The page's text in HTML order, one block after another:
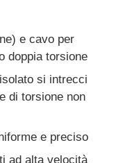
e cavo per
doppia torsione
si intrecci
di torsione non
e preciso
ad alta velocità